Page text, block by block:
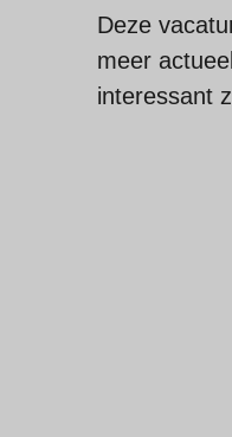
Deze
meer
interessant